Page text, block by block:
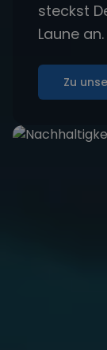
steckst
Laune an.
Zu